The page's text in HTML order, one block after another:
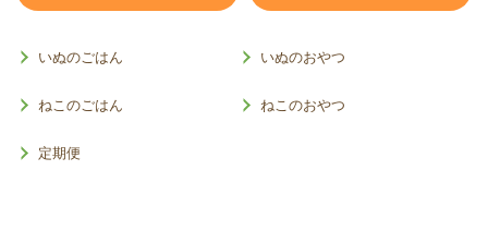
いぬのごはん いぬのおやつ
ねこのごはん ねこのおやつ
定期便